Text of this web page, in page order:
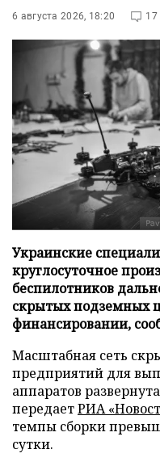
6 августа 2026, 18:20 17
Украинские
круглосуточное
беспилотников
скрытых подземных
финансировании,
Масштабная сеть
предприятий для
аппаратов
передаетРИА
темпы сборки
сутки.